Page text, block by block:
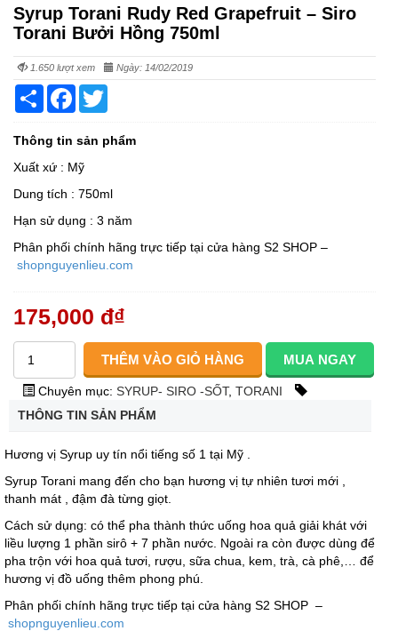
Syrup Torani Rudy Red Grapefruit – Siro
Torani Bưởi Hồng 750ml
1.650 lượt xem Ngày: 14/02/2019
Share Facebook
Thông tin sản phẩm
Xuất xứ : Mỹ
Dung tích : 750ml
Hạn sử dụng : 3 năm
Phân phối chính hãng trực tiếp tại cửa hàng S2 SHOP –
shopnguyenlieu.com
175,000 đ₫
Chuyên mục: SYRUP- SIRO -SỐT, TORANI
THÔNG TIN SẢN PHẨM
Hương vị Syrup uy tín nổi tiếng số 1 tại Mỹ .
Syrup Torani mang đến cho bạn hương vị tự nhiên tươi mới ,
thanh mát , đậm đà từng giọt.
Cách sử dụng: có thể pha thành thức uống hoa quả giải khát với
liều lượng 1 phần sirô + 7 phần nước. Ngoài ra còn được dùng để
pha trộn với hoa quả tươi, rượu, sữa chua, kem, trà, cà phê,… để
hương vị đồ uống thêm phong phú.
Phân phối chính hãng trực tiếp tại cửa hàng S2 SHOP –
shopnguyenlieu.com